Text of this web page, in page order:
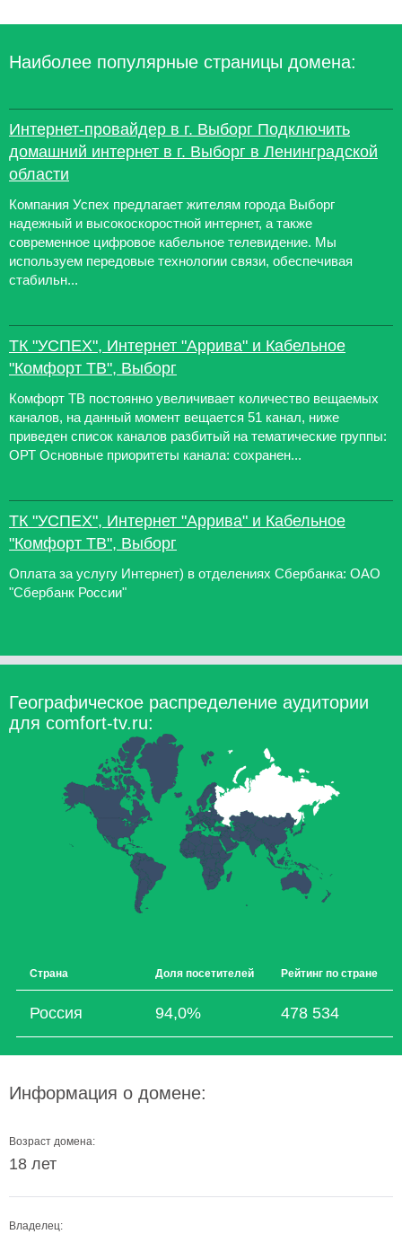
Наиболее популярные страницы домена:
Интернет-провайдер в г. Выборг Подключить
домашний интернет в г. Выборг в Ленинградской
области
Компания Успех предлагает жителям города Выборг
надежный и высокоскоростной интернет, а также
современное цифровое кабельное телевидение. Мы
используем передовые технологии связи, обеспечивая
стабильн...
ТК "УСПЕХ", Интернет "Аррива" и Кабельное
"Комфорт ТВ", Выборг
Комфорт ТВ постоянно увеличивает количество вещаемых
каналов, на данный момент вещается 51 канал, ниже
приведен список каналов разбитый на тематические группы:
ОРТ Основные приоритеты канала: сохранен...
ТК "УСПЕХ", Интернет "Аррива" и Кабельное
"Комфорт ТВ", Выборг
Оплата за услугу Интернет) в отделениях Сбербанка: ОАО
"Сбербанк России"
Географическое распределение аудитории
для comfort-tv.ru:
Страна Доля посетителей Рейтинг по стране
Россия 94,0% 478 534
Информация о домене:
Возраст домена:
18 лет
Владелец: